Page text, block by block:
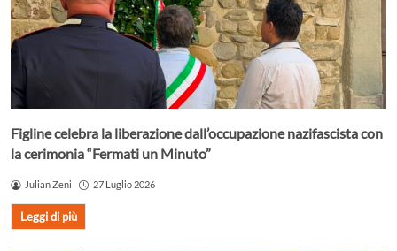
Figline celebra la liberazione dall’occupazione nazifascista con
la cerimonia “Fermati un Minuto”
Julian Zeni 27 Luglio 2026
Leggi di più